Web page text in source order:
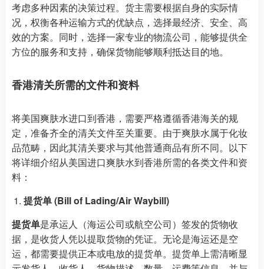
考虑多种因素的决策过程。货主需要根据自身的实际情
况，权衡各种运输方式的优缺点，选择最经济、安全、高
效的方案。同时，选择一家专业的物流公司，能够提供全
方位的服务和支持，确保货物能够顺利抵达目的地。
香港清关所需的文件和资料
将美国爽肤水进口到香港，需要严格遵循香港海关的规
定，准备齐全的清关文件至关重要。由于爽肤水属于化妆
品范畴，因此其清关要求与其他普通商品有所不同。以下
将详细介绍从美国进口爽肤水到香港所需的各类文件和资
料：
提货单 (Bill of Lading/Air Waybill)
提货单是承运人（海运公司或航空公司）签发的货物收
据，是收货人凭以提取货物的凭证。无论是海运还是空
运，都需要提供正本或电放的提货单。提货单上需清晰显